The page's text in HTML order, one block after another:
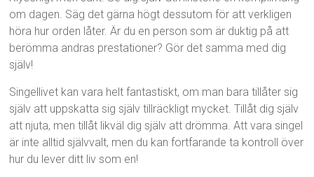
om dagen. Säg det gärna högt dessutom för att verkligen
höra hur orden låter. Är du en person som är duktig på att
berömma andras prestationer? Gör det samma med dig
själv!
Singellivet kan vara helt fantastiskt, om man bara tillåter sig
själv att uppskatta sig själv tillräckligt mycket. Tillåt dig själv
att njuta, men tillåt likväl dig själv att drömma. Att vara singel
är inte alltid självvalt, men du kan fortfarande ta kontroll över
hur du lever ditt liv som en!